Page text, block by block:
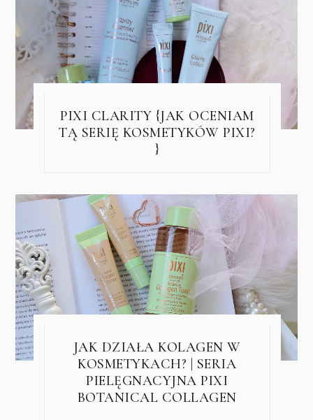
PIXI CLARITY {JAK OCENIAM
TĄ SERIĘ KOSMETYKÓW PIXI?
}
JAK DZIAŁA KOLAGEN W
KOSMETYKACH? | SERIA
PIELĘGNACYJNA PIXI
BOTANICAL COLLAGEN